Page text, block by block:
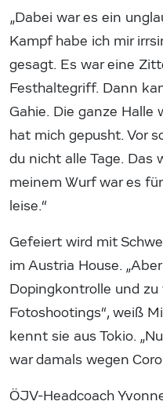
„Dabei war es ein
Kampf habe ich mir
gesagt. Es war eine
Festhaltegriff. Dann
Gahie. Die ganze Halle
hat mich gepusht. Vor
du nicht alle Tage. Das
meinem Wurf war es
leise.“
Gefeiert wird mit
im Austria House.
Dopingkontrolle und
Fotoshootings“, weiß
kennt sie aus Tokio.
war damals wegen
ÖJV-Headcoach